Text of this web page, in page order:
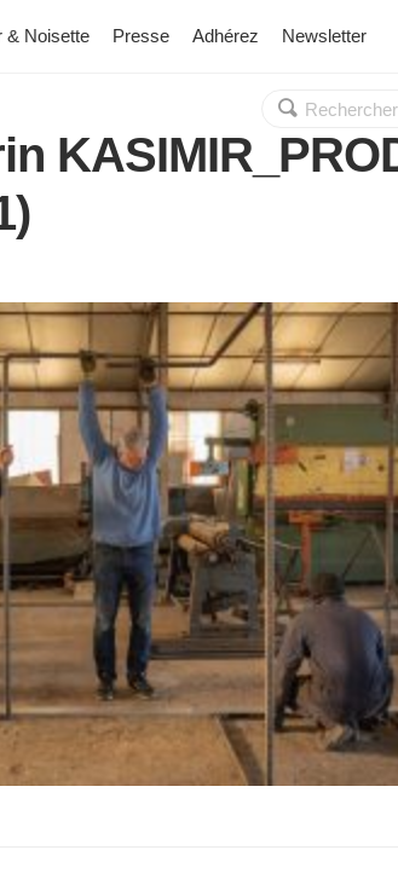
& Noisette Presse Adhérez Newsletter
Rechercher :
OK